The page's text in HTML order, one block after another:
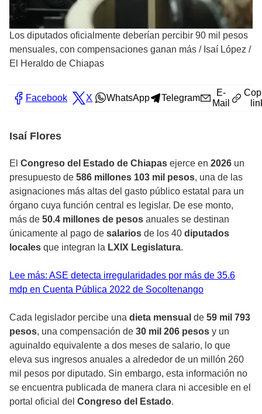
Los diputados oficialmente deberían percibir 90 mil pesos
mensuales, con compensaciones ganan más / Isaí López /
El Heraldo de Chiapas
Facebook X WhatsApp Telegram
E-
Mail
Isaí Flores
El Congreso del Estado de Chiapas ejerce en 2026 un
presupuesto de 586 millones 103 mil pesos, una de las
asignaciones más altas del gasto público estatal para un
órgano cuya función central es legislar. De ese monto,
más de 50.4 millones de pesos anuales se destinan
únicamente al pago de salarios de los 40 diputados
locales que integran la LXIX Legislatura.
Lee más: ASE detecta irregularidades por más de 35.6
mdp en Cuenta Pública 2022 de Socoltenango
Cada legislador percibe una dieta mensual de 59 mil 793
pesos, una compensación de 30 mil 206 pesos y un
aguinaldo equivalente a dos meses de salario, lo que
eleva sus ingresos anuales a alrededor de un millón 260
mil pesos por diputado. Sin embargo, esta información no
se encuentra publicada de manera clara ni accesible en el
portal oficial del Congreso del Estado.